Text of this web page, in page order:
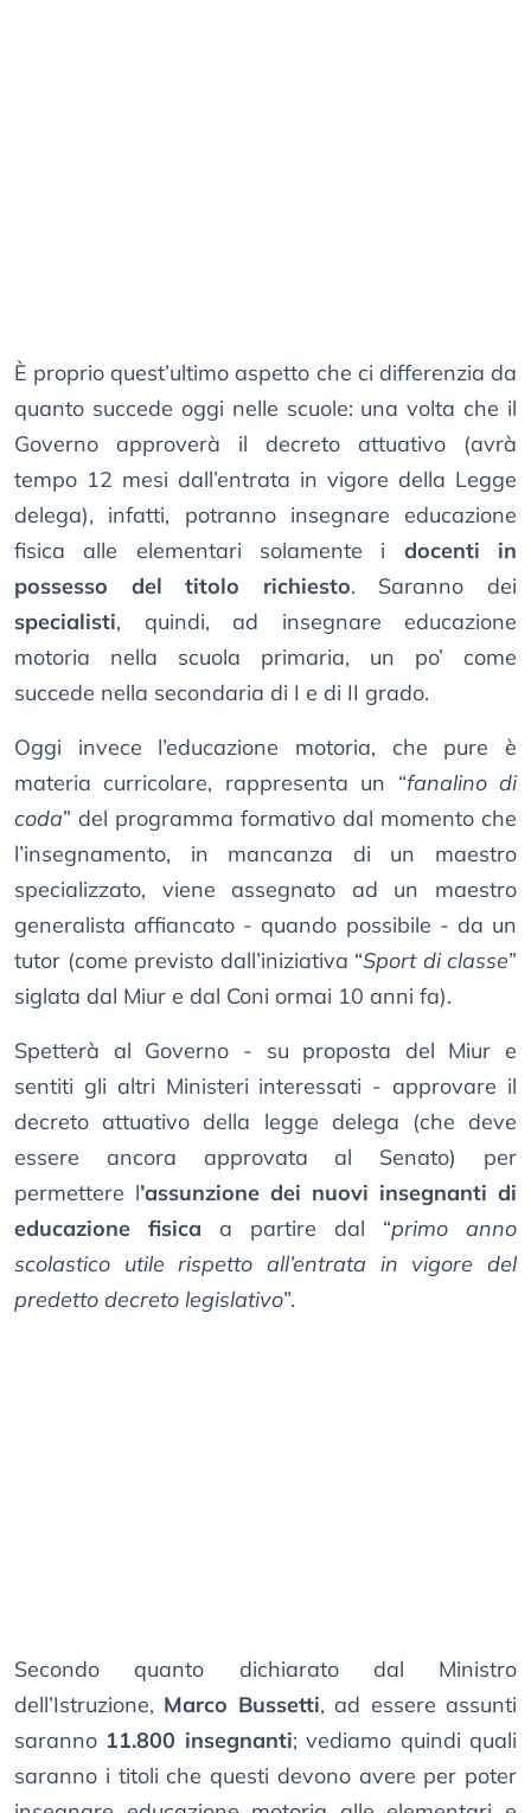
È proprio quest’ultimo aspetto che ci differenzia da
quanto succede oggi nelle scuole: una volta che il
Governo approverà il decreto attuativo (avrà
tempo 12 mesi dall’entrata in vigore della Legge
delega), infatti, potranno insegnare educazione
fisica alle elementari solamente i docenti in
possesso del titolo richiesto. Saranno dei
specialisti, quindi, ad insegnare educazione
motoria nella scuola primaria, un po’ come
succede nella secondaria di I e di II grado.
Oggi invece l’educazione motoria, che pure è
materia curricolare, rappresenta un “fanalino di
coda” del programma formativo dal momento che
l’insegnamento, in mancanza di un maestro
specializzato, viene assegnato ad un maestro
generalista affiancato - quando possibile - da un
tutor (come previsto dall’iniziativa “Sport di classe”
siglata dal Miur e dal Coni ormai 10 anni fa).
Spetterà al Governo - su proposta del Miur e
sentiti gli altri Ministeri interessati - approvare il
decreto attuativo della legge delega (che deve
essere ancora approvata al Senato) per
permettere l’assunzione dei nuovi insegnanti di
educazione fisica a partire dal “primo anno
scolastico utile rispetto all’entrata in vigore del
predetto decreto legislativo”.
Secondo quanto dichiarato dal Ministro
dell’Istruzione, Marco Bussetti, ad essere assunti
saranno 11.800 insegnanti; vediamo quindi quali
saranno i titoli che questi devono avere per poter